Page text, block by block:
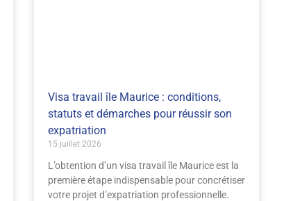
Visa travail île Maurice : conditions,
statuts et démarches pour réussir son
expatriation
15 juillet 2026
L’obtention d’un visa travail île Maurice est la
première étape indispensable pour concrétiser
votre projet d’expatriation professionnelle.